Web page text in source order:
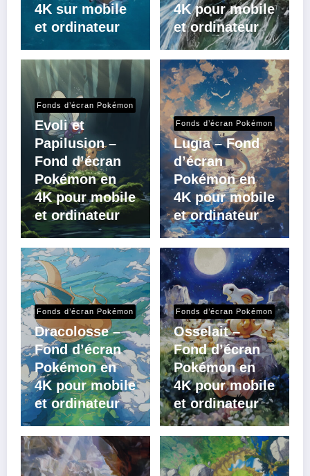
4K sur mobile
et ordinateur
4K pour mobile
et ordinateur
Fonds d’écran Pokémon
Evoli et
Papilusion –
Fond d’écran
Pokémon en
4K pour mobile
et ordinateur
Fonds d’écran Pokémon
Lugia – Fond
d’écran
Pokémon en
4K pour mobile
et ordinateur
Fonds d’écran Pokémon
Dracolosse –
Fond d’écran
Pokémon en
4K pour mobile
et ordinateur
Fonds d’écran Pokémon
Osselait –
Fond d’écran
Pokémon en
4K pour mobile
et ordinateur